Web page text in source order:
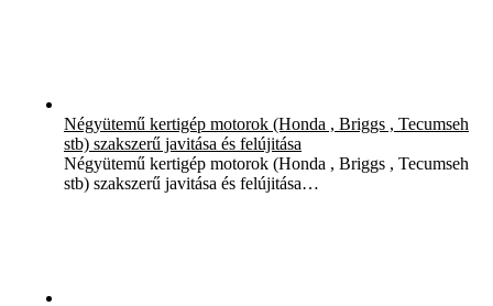
Négyütemű kertigép motorok (Honda , Briggs , Tecumseh
stb) szakszerű javitása és felújitása
Négyütemű kertigép motorok (Honda , Briggs , Tecumseh
stb) szakszerű javitása és felújitása…